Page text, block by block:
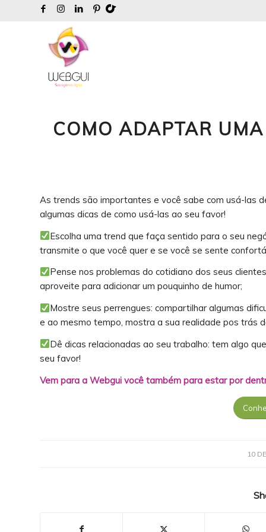
COMO ADAPTAR
As trends são importantes e você sabe com usá-las
algumas dicas de como usá-las ao seu favor!
Escolha uma trend que faça sentido para o seu
transmite o que você quer e se você se sente
Pense nos problemas do cotidiano dos seus
aproveite para adicionar um pouquinho de humor;
Mostre seus perrengues: compartilhar algumas
e ao mesmo tempo, mostra a sua realidade pos trás
Dê dicas relacionadas ao seu trabalho: tem algo
seu favor!
Vem para a Webgui você também para estar por
10